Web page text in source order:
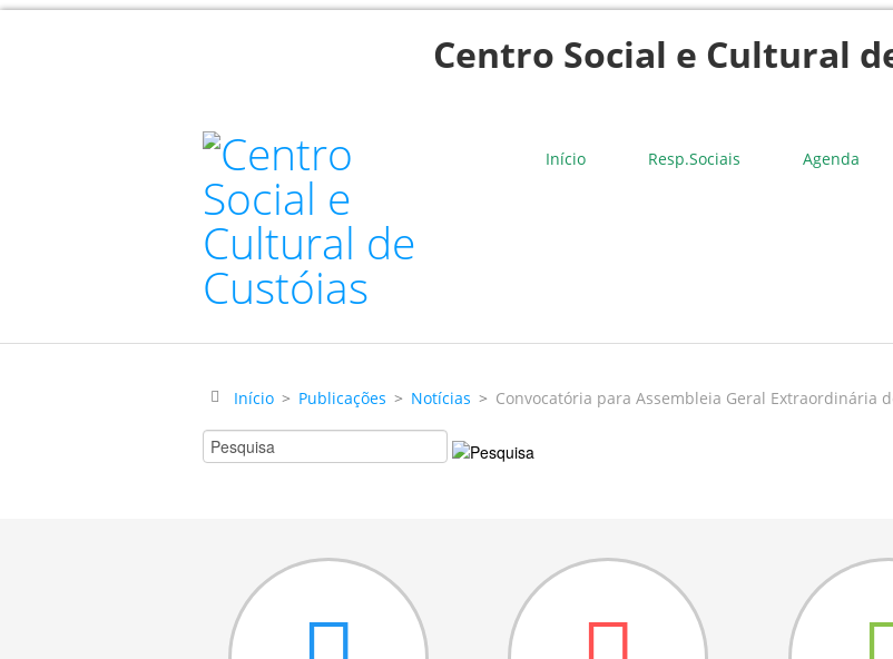
Centro Social e Cultural
Início Resp.Sociais Agenda
Início > Publicações > Notícias > Convocatória para Assembleia Geral Extraordinária